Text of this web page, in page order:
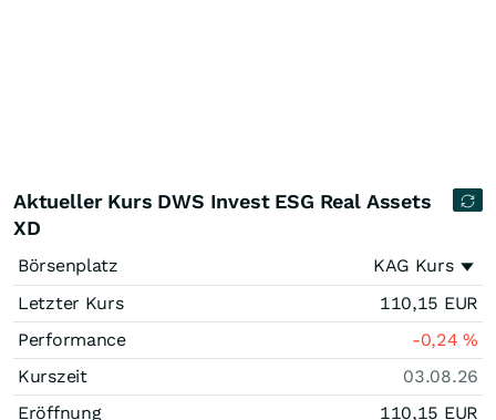
Aktueller Kurs DWS Invest ESG Real Assets
XD
Börsenplatz
KAG Kurs
Letzter Kurs
110,15 EUR
Performance
-0,24%
Kurszeit
03.08.26
Eröffnung
110,15 EUR